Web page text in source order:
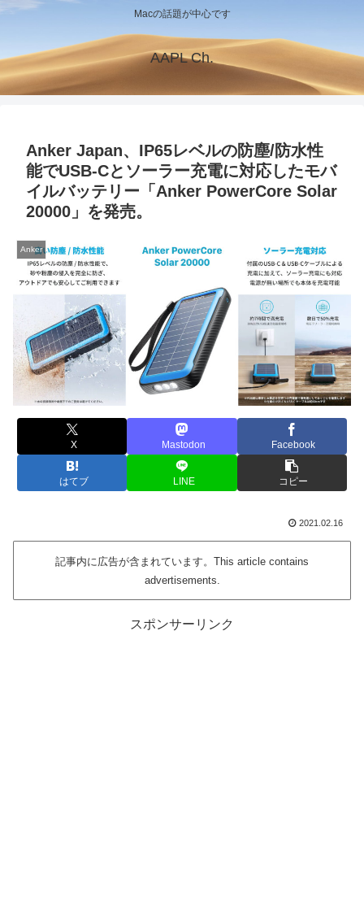
Macの話題が中心です
AAPL Ch.
Anker Japan、IP65レベルの防塵/防水性
能でUSB-Cとソーラー充電に対応したモバ
イルバッテリー「Anker PowerCore Solar
20000」を発売。
Anker
X Mastodon Facebook
はてブ LINE コピー
2021.02.16
記事内に広告が含まれています。This article contains
advertisements.
スポンサーリンク